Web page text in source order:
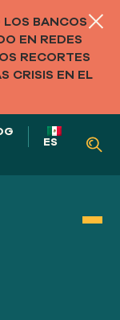
BANCOS
EN REDES
RECORTES
CRISIS EN EL
ES